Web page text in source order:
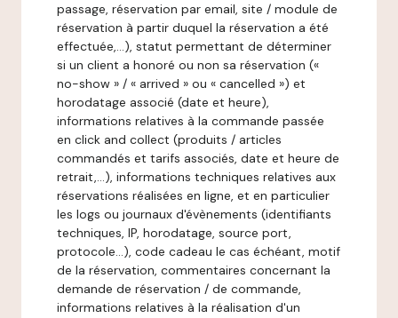
passage, réservation par email, site / module de
réservation à partir duquel la réservation a été
effectuée,…), statut permettant de déterminer
si un client a honoré ou non sa réservation («
no-show » / « arrived » ou « cancelled ») et
horodatage associé (date et heure),
informations relatives à la commande passée
en click and collect (produits / articles
commandés et tarifs associés, date et heure de
retrait,…), informations techniques relatives aux
réservations réalisées en ligne, et en particulier
les logs ou journaux d'évènements (identifiants
techniques, IP, horodatage, source port,
protocole…), code cadeau le cas échéant, motif
de la réservation, commentaires concernant la
demande de réservation / de commande,
informations relatives à la réalisation d'un